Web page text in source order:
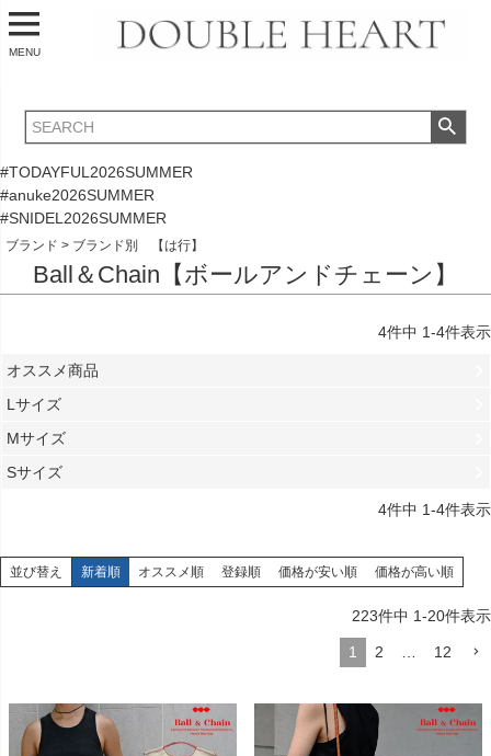
MENU
#TODAYFUL2026SUMMER
#anuke2026SUMMER
#SNIDEL2026SUMMER
ブランド ブランド別 【は行】
Ball＆Chain【ボールアンドチェーン】
4件中 1-4件表示
オススメ商品
Lサイズ
Mサイズ
Sサイズ
4件中 1-4件表示
並び替え 新着順 オススメ順 登録順 価格が安い順 価格が高い順
223件中 1-20件表示
1 2 12